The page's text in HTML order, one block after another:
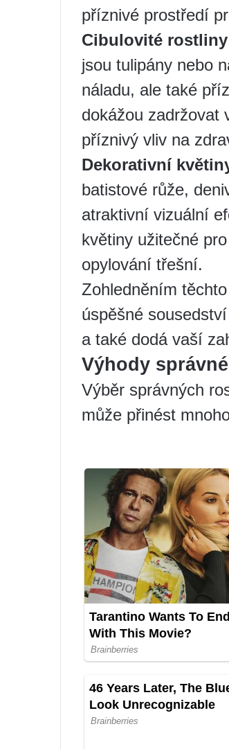
příznivé prostředí
Cibulovité
jsou tulipány nebo
náladu, ale také
dokážou zadržovat
příznivý vliv na
Dekorativní
batistové růže,
atraktivní vizuální
květiny užitečné
opylování třešní.
Zohledněním
úspěšné
a také dodá vaší
Výhody
Výběr správných
může přinést